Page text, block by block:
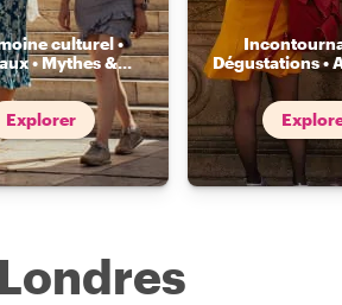
culturel •
• Mythes &...
Explorer
Dégustations •